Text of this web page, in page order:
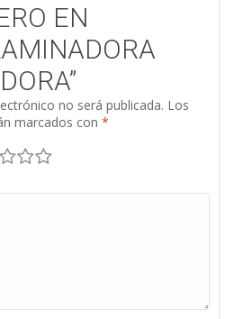
EN
no será publicada. Los
marcados con *